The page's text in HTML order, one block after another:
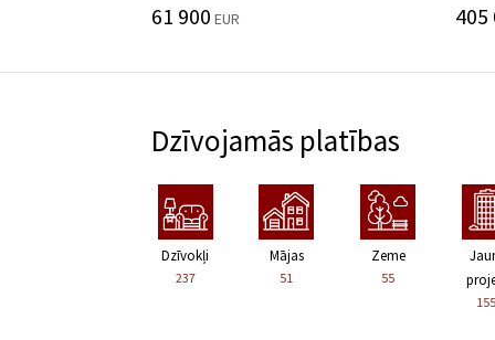
61 900 EUR 405
Dzīvojamās platības
Dzīvokļi
237
Mājas
51
Zeme
55